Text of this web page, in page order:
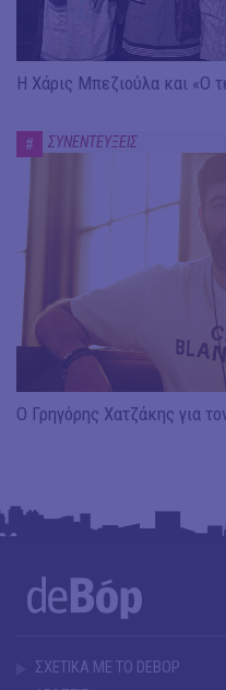
Η Χάρις Μπεζιούλα και «Ο
# ΣΥΝΕΝΤΕΥΞΕΙΣ
Ο Γρηγόρης Χατζάκης για
ΣΧΕΤΙΚΑ ΜΕ ΤΟ DEBOP